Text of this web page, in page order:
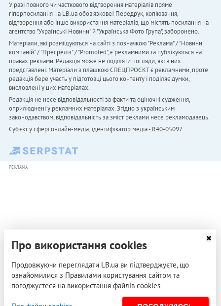
У разі повного чи часткового відтворення матеріалів пряме
гіперпосилання на LB.ua обов'язкове! Передрук, копіювання,
відтворення або інше використання матеріалів, що містять посилання на
агентство "Українськi Новини" й "Українська Фото Група", заборонено.
Матеріали, які розміщуються на сайті з позначкою "Реклама" / "Новини
компаній" / "Пресреліз" / "Promoted", є рекламними та публікуються на
правах реклами. Редакція може не поділяти погляди, які в них
представлені. Матеріали з плашкою СПЕЦПРОЄКТ є рекламними, проте
редакція бере участь у підготовці цього контенту і поділяє думки,
висловлені у цих матеріалах.
Редакція не несе відповідальності за факти та оціночні судження,
оприлюднені у рекламних матеріалах. Згідно з українським
законодавством, відповідальність за зміст реклами несе рекламодавець.
Cуб'єкт у сфері онлайн-медіа; ідентифікатор медіа - R40-05097
РЕКЛАМА
Про використання cookies
Продовжуючи переглядати LB.ua ви підтверджуєте, що
ознайомилися з Правилами користування сайтом та
погоджуєтеся на використання файлів cookies